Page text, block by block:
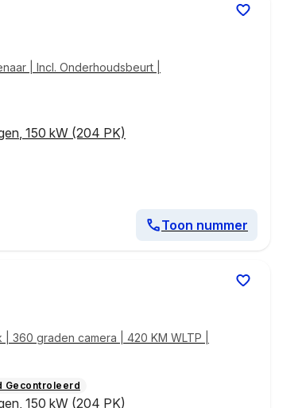
| Incl. Onderhoudsbeurt |
150 kW (204 PK)
Toon nummer
360 graden camera | 420 KM WLTP |
Gecontroleerd
150 kW (204 PK)